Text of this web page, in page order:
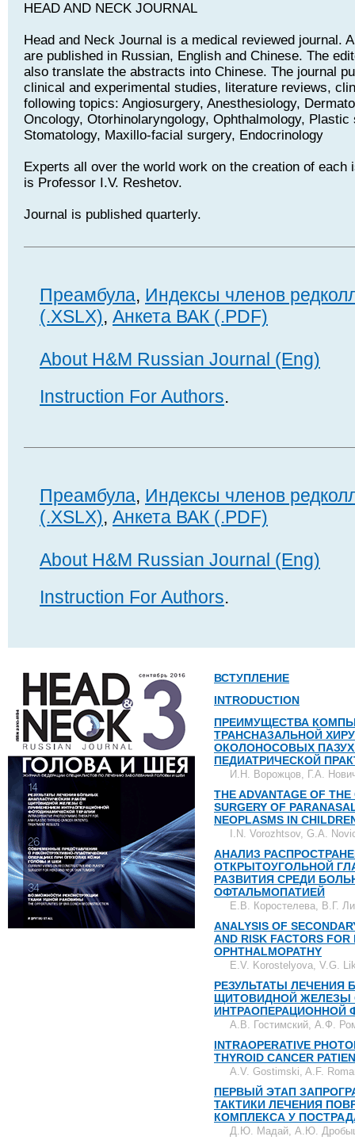
HEAD AND NECK JOURNAL
Head and Neck Journal is a medical reviewed journal.
are published in Russian, English and Chinese. The
also translate the abstracts into Chinese. The journal
clinical and experimental studies, literature reviews,
following topics: Angiosurgery, Anesthesiology,
Oncology, Otorhinolaryngology, Ophthalmology, Plastic
Stomatology, Maxillo-facial surgery, Endocrinology
Experts all over the world work on the creation of each
is Professor I.V. Reshetov.
Journal is published quarterly.
Преамбула, Индексы членов
(.XSLX), Анкета ВАК (.PDF)
About H&M Russian Journal (Eng)
Instruction For Authors.
Преамбула, Индексы членов
(.XSLX), Анкета ВАК (.PDF)
About H&M Russian Journal (Eng)
Instruction For Authors.
ВСТУПЛЕНИЕ
INTRODUCTION
ПРЕИМУЩЕСТВА
ТРАНСНАЗАЛЬНОЙ
ОКОЛОНОСОВЫХ
ПЕДИАТРИЧЕСКОЙ
И.Н. Ворожцов, Г.А.
THE ADVANTAGE OF
SURGERY OF
NEOPLASMS IN
I.N. Vorozhtsov, G.A.
АНАЛИЗ
ОТКРЫТОУГОЛЬНОЙ
РАЗВИТИЯ СРЕДИ
ОФТАЛЬМОПАТИЕЙ
Е.В. Коростелева, В.Г.
ANALYSIS OF
AND RISK FACTORS FOR
OPHTHALMOPATHY
E.V. Korostelyova, V.G.
РЕЗУЛЬТАТЫ
ЩИТОВИДНОЙ ЖЕЛЕЗЫ
ИНТРАОПЕРАЦИОННОЙ
А.В. Гостимский, А.Ф.
INTRAOPERATIVE
THYROID CANCER
A.V. Gostimski, A.F.
ПЕРВЫЙ ЭТАП
ТАКТИКИ ЛЕЧЕНИЯ
КОМПЛЕКСА У
Д.Ю. Мадай, А.Ю.